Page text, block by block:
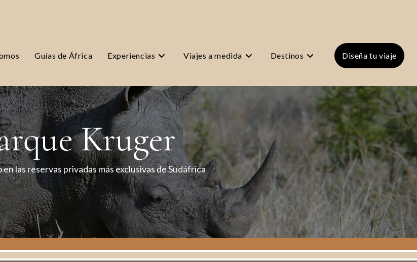
Guías de África Experiencias Viajes a medida Destinos Diseña tu viaje
Kruger
en las reservas privadas más exclusivas de Sudáfrica